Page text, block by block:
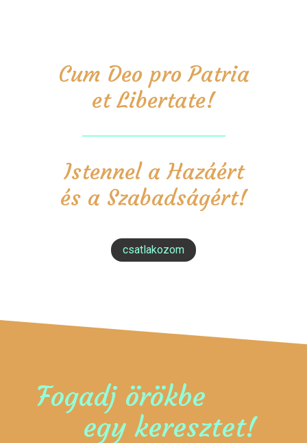
Cum Deo pro Patria
et Libertate!
Istennel a Hazáért
és a Szabadságért!
csatlakozom
Fogadj örökbe
egy keresztet!